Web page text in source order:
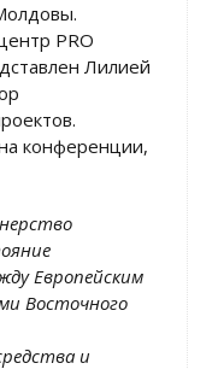
PRO
Лилией
конференции,
Европейским
Восточного
и